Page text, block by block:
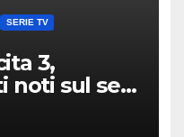
SERIE TV
3,
noti sul set